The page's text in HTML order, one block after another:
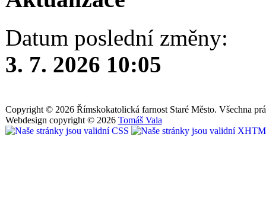
Datum poslední změny:
3. 7. 2026 10:05
Copyright © 2026 Římskokatolická farnost Staré Město. Všechna
Webdesign copyright © 2026 Tomáš Vala